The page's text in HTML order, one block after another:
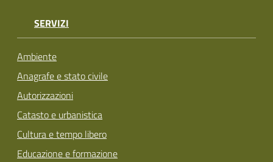
SERVIZI
Ambiente
Anagrafe e stato civile
Autorizzazioni
Catasto e urbanistica
Cultura e tempo libero
Educazione e formazione